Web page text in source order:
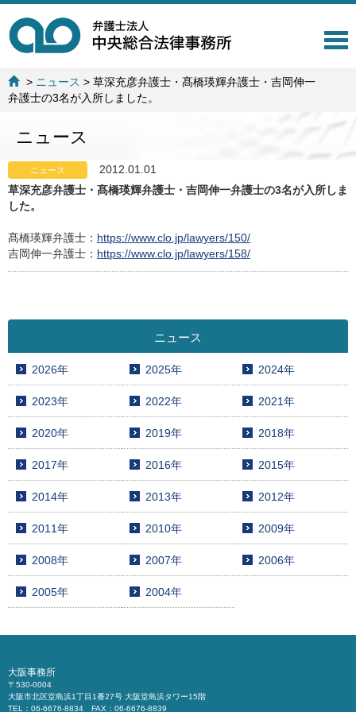
T
g
> ニュース >草深充彦弁護士・髙橋瑛輝弁護士・吉岡伸一
弁護士の3名が入所しました。
ニュース
ニュース
2012.01.01
草深充彦弁護士・髙橋瑛輝弁護士・吉岡伸一弁護士の3名が入所しま
した。
髙橋瑛輝弁護士： https://www.clo.jp/lawyers/150/
吉岡伸一弁護士： https://www.clo.jp/lawyers/158/
ニュース
2026年 2025年 2024年
2023年 2022年 2021年
2020年 2019年 2018年
2017年 2016年 2015年
2014年 2013年 2012年
2011年 2010年 2009年
2008年 2007年 2006年
2005年 2004年
大阪事務所
〒530-0004
大阪市北区堂島浜1丁目1番27号 大阪堂島浜タワー15階
TEL：06-6676-8834 FAX：06-6676-8839